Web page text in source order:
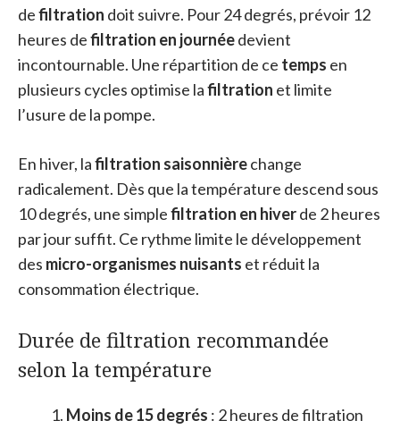
defiltration doit suivre. Pour 24 degrés, prévoir 12
heures defiltration en journéedevient
incontournable. Une répartition de ce temps en
plusieurs cycles optimise lafiltration et limite
l’usure de la pompe.
En hiver, lafiltration saisonnièrechange
radicalement. Dès que la température descend sous
10 degrés, une simplefiltration en hiverde 2 heures
par jour suffit. Ce rythme limite le développement
des micro-organismes nuisants et réduit la
consommation électrique.
Durée de filtration recommandée
selon la température
Moins de 15 degrés : 2 heures de filtration